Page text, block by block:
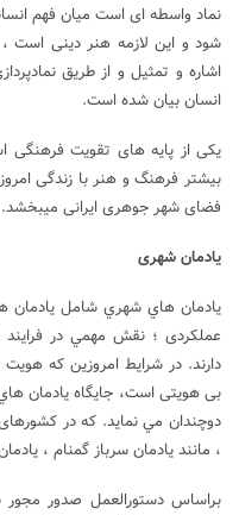
نماد واسطه ای است میان فهم
شود و این لازمه هنر دینی
اشاره و تمثیل و از طریق
انسان بیان شده است.
یکی از پایه های تقویت فرهنگی
بیشتر فرهنگ و هنر با زندگی
فضای شهر جوهری ایرانی میبخشد.
یادمان شهری
يادمان هاي شهري شامل
عملکردی ؛ نقش مهمي در
دارند. در شرايط امروزين که
بی هویتی است، جايگاه یادمان
دوچندان مي نمايد. که در
، مانند یادمان سرباز گمنام ،
براساس دستورالعمل صدور